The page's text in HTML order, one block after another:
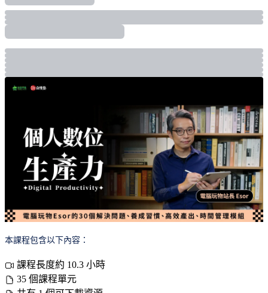
本課程包含以下內容：
課程長度約 10.3 小時
35 個課程單元